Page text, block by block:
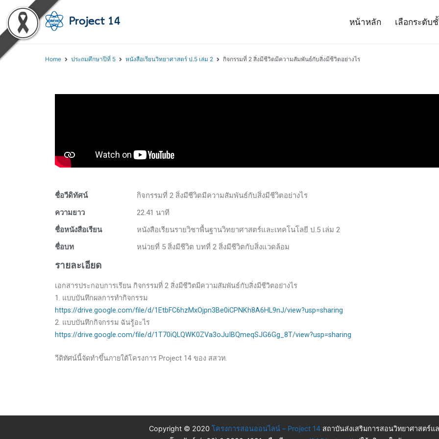
หน้าหลัก เลือกระดับ
Home ประถมศึกษาปีที่ 5 หนังสือเรียนวิทยาศาสตร์ ป.5 เล่ม 2 กิจกรรมที่ 2 สิ่งมีชีวิตมีความสัมพันธ์กับสิ่งมีชีวิตอย่างไร
ชื่อวีดิทัศน์
กิจกรรมที่ 2 สิ่งมีชีวิตมีความสัมพันธ์กับสิ่งมีชีวิตอย่างไร
ความยาว
22.41 นาที
ชื่อหนังสือเรียน
หนังสือเรียนรายวิชาพื้นฐานวิทยาศาสตร์และเทคโนโลยี ป.5 เล่ม 2
ชื่อบท
หน่วยที่ 5 สิ่งมีชีวิต บทที่ 2 สิ่งมีชีวิตกับสิ่งแวดล้อม
รายละเอียด
เอกสารประกอบการเรียน กิจกรรมที่ 2 สิ่งมีชีวิตมีความสัมพันธ์กับสิ่งมีชีวิตอย่างไร
1. แบบบันทึกผลการทำกิจกรรม
https://drive.google.com/file/d/1EtbFC6hzMxOjpn3Be0iCPNKh8A6HL9nJ/view?usp=sharing
2. แบบบันทึกกิจกรรม ฉันรู้อะไร
https://drive.google.com/file/d/1T70iQLQWK0ZVa3oJuIBQmeqSJG6Gg_8T/view?usp=sharing
วีดิทัศน์นี้จัดทำขึ้นภายใต้โครงการ Project 14 ของ สสวท.
Copyright © 2020 โครงการสอนออนไลน์ – Project 14 สถาบันส่งเสริมการสอนวิทยาศาสตร์แ